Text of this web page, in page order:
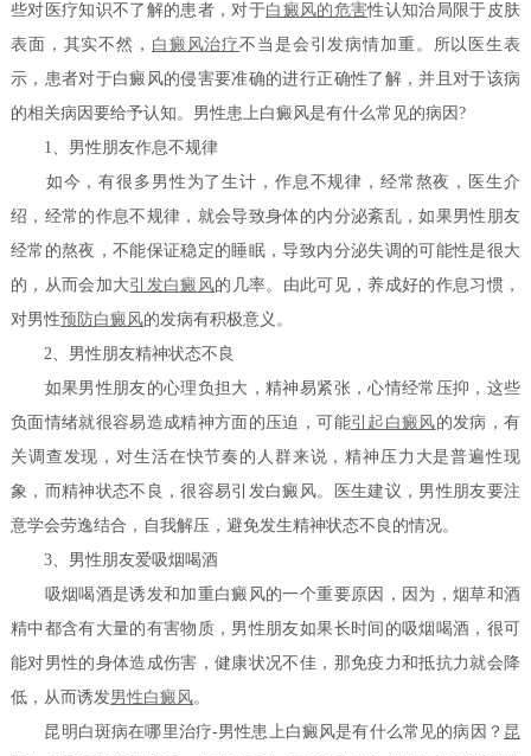
些对医疗知识不了解的患者，对于白癜风的危害性认知治局限于皮肤
表面，其实不然， 白癜风治疗不当是会引发病情加重。所以医生表
示，患者对于白癜风的侵害要准确的进行正确性了解，并且对于该病
的相关病因要给予认知。男性患上白癜风是有什么常见的病因?
1、男性朋友作息不规律
如今，有很多男性为了生计，作息不规律，经常熬夜，医生介
绍，经常的作息不规律，就会导致身体的内分泌紊乱，如果男性朋友
经常的熬夜，不能保证稳定的睡眠，导致内分泌失调的可能性是很大
的，从而会加大引发白癜风的几率。由此可见，养成好的作息习惯，
对男性预防白癜风的发病有积极意义。
2、男性朋友精神状态不良
如果男性朋友的心理负担大，精神易紧张，心情经常压抑，这些
负面情绪就很容易造成精神方面的压迫，可能引起白癜风的发病，有
关调查发现，对生活在快节奏的人群来说，精神压力大是普遍性现
象，而精神状态不良，很容易引发白癜风。医生建议，男性朋友要注
意学会劳逸结合，自我解压，避免发生精神状态不良的情况。
3、男性朋友爱吸烟喝酒
吸烟喝酒是诱发和加重白癜风的一个重要原因，因为，烟草和酒
精中都含有大量的有害物质，男性朋友如果长时间的吸烟喝酒，很可
能对男性的身体造成伤害，健康状况不佳，那免疫力和抵抗力就会降
低，从而诱发男性白癜风。
昆明白斑病在哪里治疗-男性患上白癜风是有什么常见的病因？ 昆